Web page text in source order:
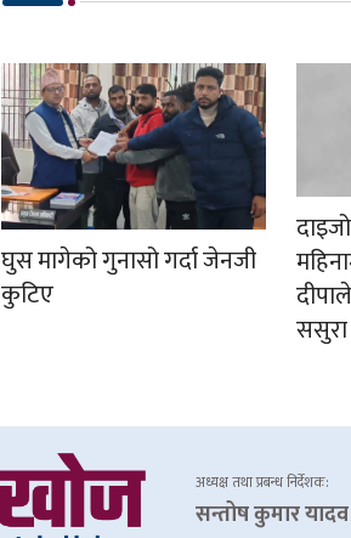
घुस मागेको गुनासो गर्दा जेनजी
कुटिए
ससुरा
अध्यक्ष तथा प्रबन्ध निर्देशक:
सन्तोष कुमार यादव